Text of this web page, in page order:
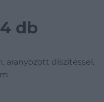
db
aranyozott díszítéssel,